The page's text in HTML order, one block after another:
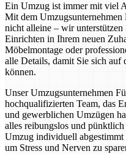
Ein Umzug ist immer mit viel
Mit dem Umzugsunternehmen
nicht alleine – wir
Einrichten in Ihrem neuen
Möbelmontage oder
alle Details, damit Sie sich auf
können.
Unser Umzugsunternehmen
hochqualifizierten Team, das
und gewerblichen Umzügen
alles reibungslos und
Umzug individuell
um Stress und Nerven zu